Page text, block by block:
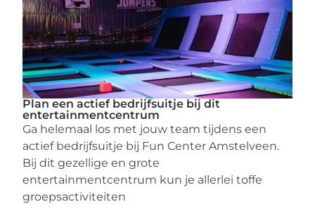
Plan een actief bedrijfsuitje bij dit
entertainmentcentrum
Ga helemaal los met jouw team tijdens een
actief bedrijfsuitje bij Fun Center Amstelveen.
Bij dit gezellige en grote
entertainmentcentrum kun je allerlei toffe
groepsactiviteiten